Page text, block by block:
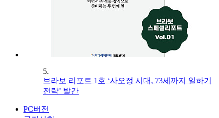
5.
브라보 리포트 1호 ‘사오정 시대, 73세까지 일하기
전략’ 발간
PC버전